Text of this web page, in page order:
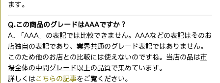
ます。
Q.この商品のグレードはAAAですか？
A. 「AAA」の表記では比較できません。AAAなどの表記はそのお
店独自の表記であり、業界共通のグレード表記ではありません。
このため他のお店との比較には使えないのですね。当店の品は市
場全体の中間グレード以上の品質で集めています。
詳しくは こちらの記事をご覧ください。